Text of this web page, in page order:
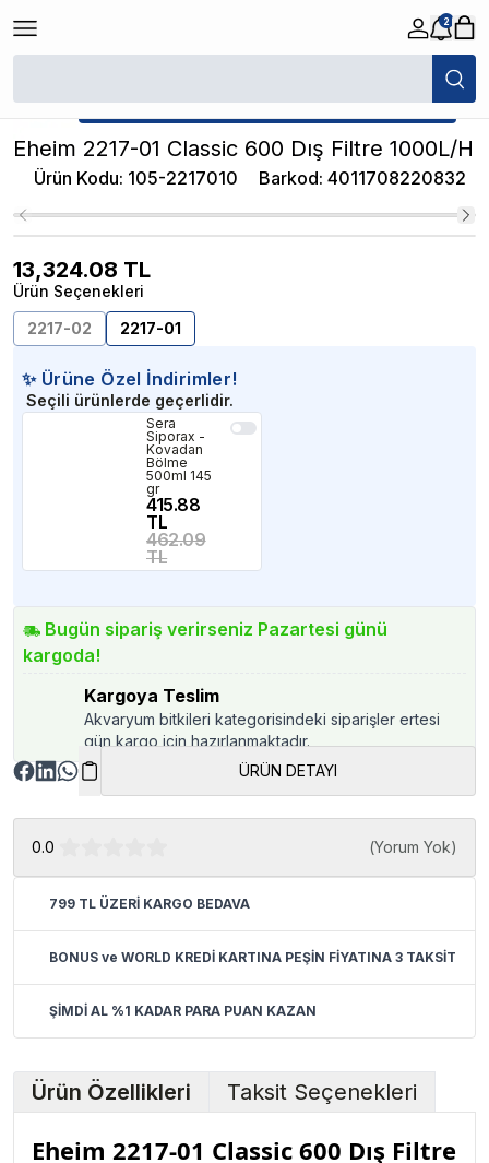
2
/ Eheim 2217-01 Classic 600 Dış Filtre 1000L/H
★ Atakan Petshop, Eheim yetkili satıcısıdır.
Eheim 2217-01 Classic 600 Dış Filtre 1000L/H
Ürün Kodu: 105-2217010 Barkod: 4011708220832
13,324.08 TL
Ürün Seçenekleri
2217-02
2217-01
✨ Ürüne Özel İndirimler!
Seçili ürünlerde geçerlidir.
Sera
Siporax -
Kovadan
Bölme
500ml 145
gr
415.88
TL
462.09
TL
Bugün sipariş verirseniz Pazartesi günü
kargoda!
Kargoya Teslim
Akvaryum bitkileri kategorisindeki siparişler ertesi
gün kargo için hazırlanmaktadır.
ÜRÜN DETAYI
0.0 (Yorum Yok)
799 TL ÜZERİ KARGO BEDAVA
BONUS ve WORLD KREDİ KARTINA PEŞİN FİYATINA 3 TAKSİT
ŞİMDİ AL %1 KADAR PARA PUAN KAZAN
Ürün Özellikleri Taksit Seçenekleri
Eheim 2217-01 Classic 600 Dış Filtre